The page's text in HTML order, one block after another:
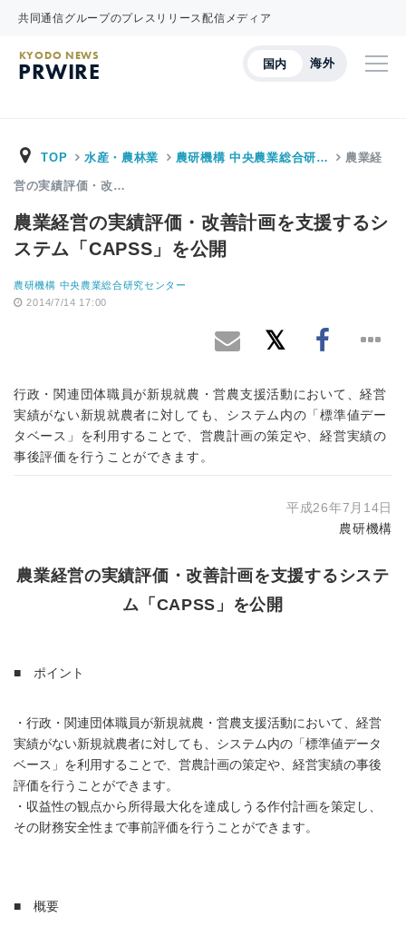
共同通信グループのプレスリリース配信メディア
国内 海外
KYODO NEWS
PRWIRE
TOP 水産・農林業 農研機構 中央農業総合研… 農業経
営の実績評価・改…
農業経営の実績評価・改善計画を支援するシ
ステム「CAPSS」を公開
農研機構 中央農業総合研究センター
2014/7/14 17:00
行政・関連団体職員が新規就農・営農支援活動において、経営
実績がない新規就農者に対しても、システム内の「標準値デー
タベース」を利用することで、営農計画の策定や、経営実績の
事後評価を行うことができます。
平成26年7月14日
農研機構
農業経営の実績評価・改善計画を支援するシステ
ム「CAPSS」を公開
■ ポイント
・行政・関連団体職員が新規就農・営農支援活動において、経営
実績がない新規就農者に対しても、システム内の「標準値データ
ベース」を利用することで、営農計画の策定や、経営実績の事後
評価を行うことができます。
・収益性の観点から所得最大化を達成しうる作付計画を策定し、
その財務安全性まで事前評価を行うことができます。
■ 概要